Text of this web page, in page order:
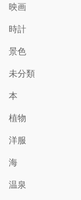
映画
時計
景色
未分類
本
植物
洋服
海
温泉